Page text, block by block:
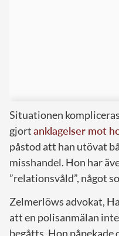
Situationen
gjortanklagelser mot
påstod att han utövat
misshandel. Hon har
”relationsvåld”, något
Zelmerlöws advokat,
att en polisanmälan
begåtts. Hon